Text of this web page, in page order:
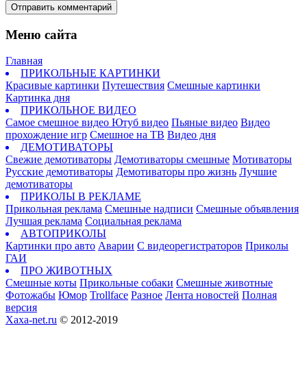
Отправить комментарий
Меню сайта
Главная
ПРИКОЛЬНЫЕ КАРТИНКИ
Красивые картинки Путешествия Смешные картинки
Картинка дня
ПРИКОЛЬНОЕ ВИДЕО
Самое смешное видео Ютуб видео Пьяные видео Видео
прохождение игр Смешное на ТВ Видео дня
ДЕМОТИВАТОРЫ
Свежие демотиваторы Демотиваторы смешные Мотиваторы
Русские демотиваторы Демотиваторы про жизнь Лучшие
демотиваторы
ПРИКОЛЫ В РЕКЛАМЕ
Прикольная реклама Смешные надписи Смешные объявления
Лучшая реклама Социальная реклама
АВТОПРИКОЛЫ
Картинки про авто Аварии С видеорегистраторов Приколы
ГАИ
ПРО ЖИВОТНЫХ
Смешные коты Прикольные собаки Смешные животные
Фотожабы Юмор Trollface Разное Лента новостей Полная
версия
Xaxa-net.ru © 2012-2019